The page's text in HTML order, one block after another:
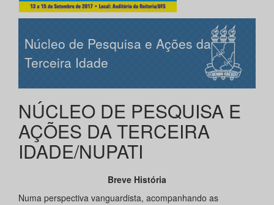
Núcleo de Pesquisa e Ações da
Terceira Idade
NÚCLEO DE PESQUISA E
AÇÕES DA TERCEIRA
IDADE/NUPATI
Breve História
Numa perspectiva vanguardista, acompanhando as